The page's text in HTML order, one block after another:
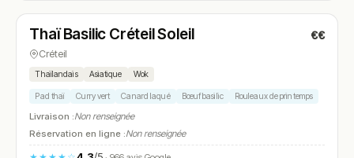
N° 21
Thaï Basilic Créteil Soleil €€
Créteil
Thaïlandais Asiatique Wok
Pad thaï Curry vert Canard laqué Bœuf basilic Rouleaux de printemps
Livraison :Non renseignée
Réservation en ligne :Non renseignée